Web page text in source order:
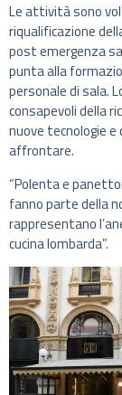
Le attività sono
riqualificazione
post emergenza
punta alla
personale di sala.
consapevoli della
nuove tecnologie
affrontare.
“Polenta e
fanno parte della
rappresentano
cucina lombarda”.